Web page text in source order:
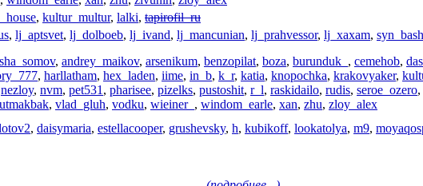
, kultur_multur, lalki, tapirofil_ru
, lj_aptsvet, lj_dolboeb, lj_ivand, lj_mancunian, lj_prahvessor, lj_xaxam,
, andrey_maikov, arsenikum, benzopilat, boza, burunduk_ , cemehob,
, harllatham, hex_laden, iime, in_b, k_r, katia, knopochka, krakovyaker,
nezloy, nvm, pet531 , pharisee, pizelks, pustoshit, r_l, raskidailo, rudis, seroe_ozero,
, vlad_gluh, vodku, wieiner_ , windom_earle, xan, zhu, zloy_alex
, daisymaria, estellacooper, grushevsky, h, kubikoff, lookatolya, m9,